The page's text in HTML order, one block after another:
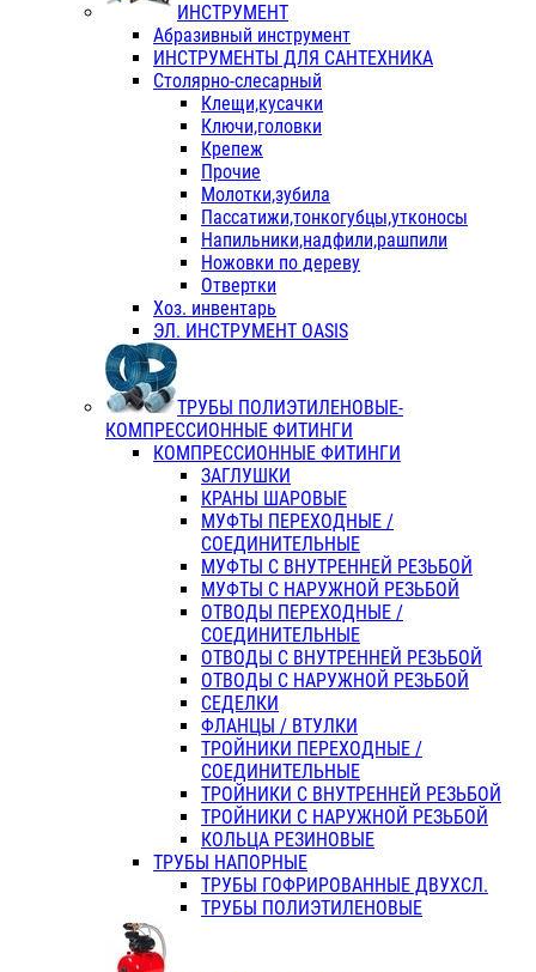
ИНСТРУМЕНТ
Абразивный инструмент
ИНСТРУМЕНТЫ ДЛЯ САНТЕХНИКА
Столярно-слесарный
Клещи,кусачки
Ключи,головки
Крепеж
Прочие
Молотки,зубила
Пассатижи,тонкогубцы,утконосы
Напильники,надфили,рашпили
Ножовки по дереву
Отвертки
Хоз. инвентарь
ЭЛ. ИНСТРУМЕНТ OASIS
ТРУБЫ ПОЛИЭТИЛЕНОВЫЕ-
КОМПРЕССИОННЫЕ ФИТИНГИ
КОМПРЕССИОННЫЕ ФИТИНГИ
ЗАГЛУШКИ
КРАНЫ ШАРОВЫЕ
МУФТЫ ПЕРЕХОДНЫЕ /
СОЕДИНИТЕЛЬНЫЕ
МУФТЫ С ВНУТРЕННЕЙ РЕЗЬБОЙ
МУФТЫ С НАРУЖНОЙ РЕЗЬБОЙ
ОТВОДЫ ПЕРЕХОДНЫЕ /
СОЕДИНИТЕЛЬНЫЕ
ОТВОДЫ С ВНУТРЕННЕЙ РЕЗЬБОЙ
ОТВОДЫ С НАРУЖНОЙ РЕЗЬБОЙ
СЕДЕЛКИ
ФЛАНЦЫ / ВТУЛКИ
ТРОЙНИКИ ПЕРЕХОДНЫЕ /
СОЕДИНИТЕЛЬНЫЕ
ТРОЙНИКИ С ВНУТРЕННЕЙ РЕЗЬБОЙ
ТРОЙНИКИ С НАРУЖНОЙ РЕЗЬБОЙ
КОЛЬЦА РЕЗИНОВЫЕ
ТРУБЫ НАПОРНЫЕ
ТРУБЫ ГОФРИРОВАННЫЕ ДВУХСЛ.
ТРУБЫ ПОЛИЭТИЛЕНОВЫЕ